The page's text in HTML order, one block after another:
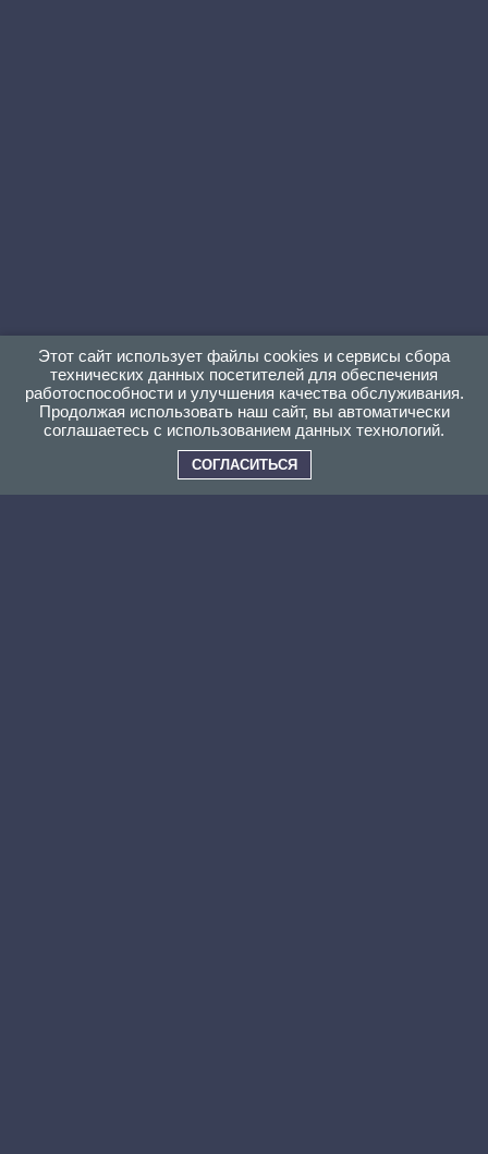
Этот сайт использует файлы cookies и сервисы сбора
технических данных посетителей для обеспечения
работоспособности и улучшения качества обслуживания.
Продолжая использовать наш сайт, вы автоматически
соглашаетесь с использованием данных технологий.
СОГЛАСИТЬСЯ